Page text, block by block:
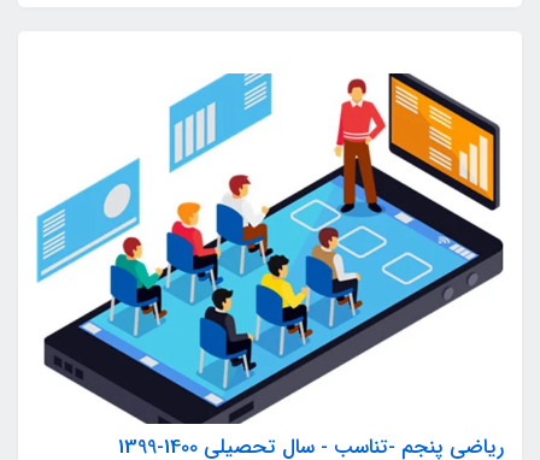
ریاضی پنجم -تناسب - سال تحصیلی 1400-1399